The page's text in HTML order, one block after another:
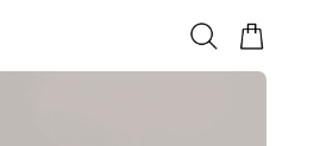
웨딩/다이아 가드링/반지